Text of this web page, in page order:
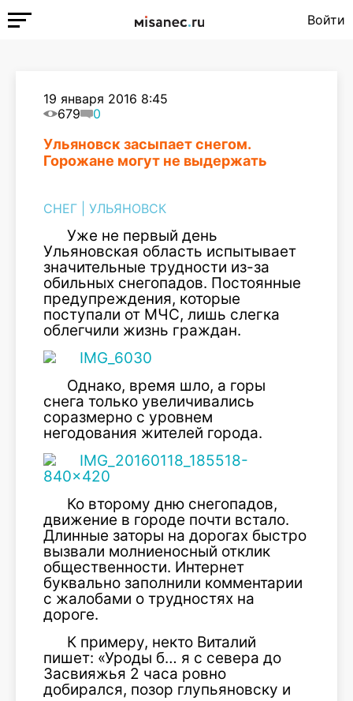
Войти
19 января 2016 8:45
679
0
Ульяновск засыпает снегом.
Горожане могут не выдержать
СНЕГ УЛЬЯНОВСК
Уже не первый день
Ульяновская область испытывает
значительные трудности из-за
обильных снегопадов. Постоянные
предупреждения, которые
поступали от МЧС, лишь слегка
облегчили жизнь граждан.
Однако, время шло, а горы
снега только увеличивались
соразмерно с уровнем
негодования жителей города.
Ко второму дню снегопадов,
движение в городе почти встало.
Длинные заторы на дорогах быстро
вызвали молниеносный отклик
общественности. Интернет
буквально заполнили комментарии
с жалобами о трудностях на
дороге.
К примеру, некто Виталий
пишет: «Уроды б… я с севера до
Засвияжья 2 часа ровно
добирался, позор глупьяновску и